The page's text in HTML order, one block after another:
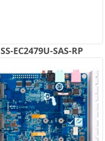
SS-EC2479U-SAS-RP